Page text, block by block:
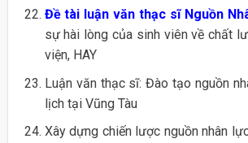
Đề tài luận văn thạc sĩ Nguồn
sự hài lòng của sinh viên về chất
viện, HAY
Luận văn thạc sĩ: Đào tạo nguồn
lịch tại Vũng Tàu
Xây dựng chiến lược nguồn nhân